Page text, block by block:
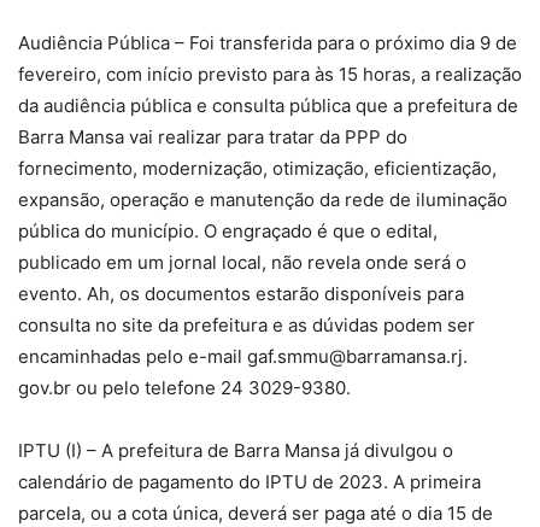
Audiência Pública – Foi transferida para o próximo dia 9 de
fevereiro, com início previsto para às 15 horas, a realização
da audiência pública e consulta pública que a prefeitura de
Barra Mansa vai realizar para tratar da PPP do
fornecimento, modernização, otimização, eficientização,
expansão, operação e manutenção da rede de iluminação
pública do município. O engraçado é que o edital,
publicado em um jornal local, não revela onde será o
evento. Ah, os documentos estarão disponíveis para
consulta no site da prefeitura e as dúvidas podem ser
encaminhadas pelo e-mail gaf.smmu@barramansa.rj.
gov.br ou pelo telefone 24 3029-9380.
IPTU (I) – A prefeitura de Barra Mansa já divulgou o
calendário de pagamento do IPTU de 2023. A primeira
parcela, ou a cota única, deverá ser paga até o dia 15 de